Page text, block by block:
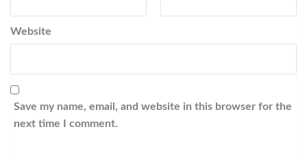
Website
Save my name, email, and website in this browser for the
next time I comment.